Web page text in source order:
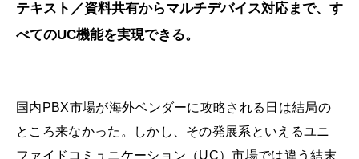
テキスト／資料共有からマルチデバイス対応まで、す
べてのUC機能を実現できる。
国内PBX市場が海外ベンダーに攻略される日は結局の
ところ来なかった。しかし、その発展系といえるユニ
ファイドコミュニケーション（UC）市場では違う結末